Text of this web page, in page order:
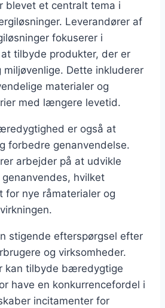
blevet et centralt tema i
Leverandører af
fokuserer i
tilbyde produkter, der er
Dette inkluderer
materialer og
med længere levetid.
er også at
forbedre genanvendelse.
arbejder på at udvikle
hvilket
for nye råmaterialer og
stigende efterspørgsel efter
og virksomheder.
kan tilbyde bæredygtige
have en konkurrencefordel i
incitamenter for